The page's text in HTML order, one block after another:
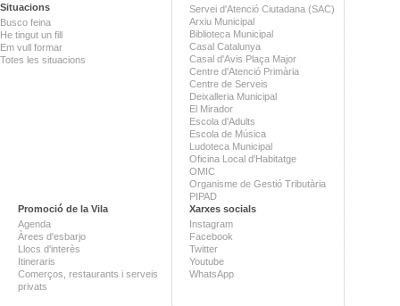
Situacions
Busco feina
He tingut un fill
Em vull formar
Totes les situacions
Servei d'Atenció Ciutadana (SAC)
Arxiu Municipal
Biblioteca Municipal
Casal Catalunya
Casal d'Avis Plaça Major
Centre d'Atenció Primària
Centre de Serveis
Deixalleria Municipal
El Mirador
Escola d'Adults
Escola de Música
Ludoteca Municipal
Oficina Local d'Habitatge
OMIC
Organisme de Gestió Tributària
PIPAD
Promoció de la Vila
Agenda
Àrees d'esbarjo
Llocs d'interès
Itineraris
Comerços, restaurants i serveis
privats
Xarxes socials
Instagram
Facebook
Twitter
Youtube
WhatsApp